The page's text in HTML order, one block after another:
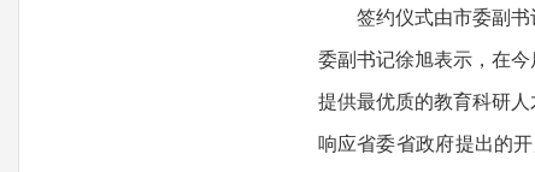
签约仪式由市委副
委副书记徐旭表示，在
提供最优质的教育科研
响应省委省政府提出的